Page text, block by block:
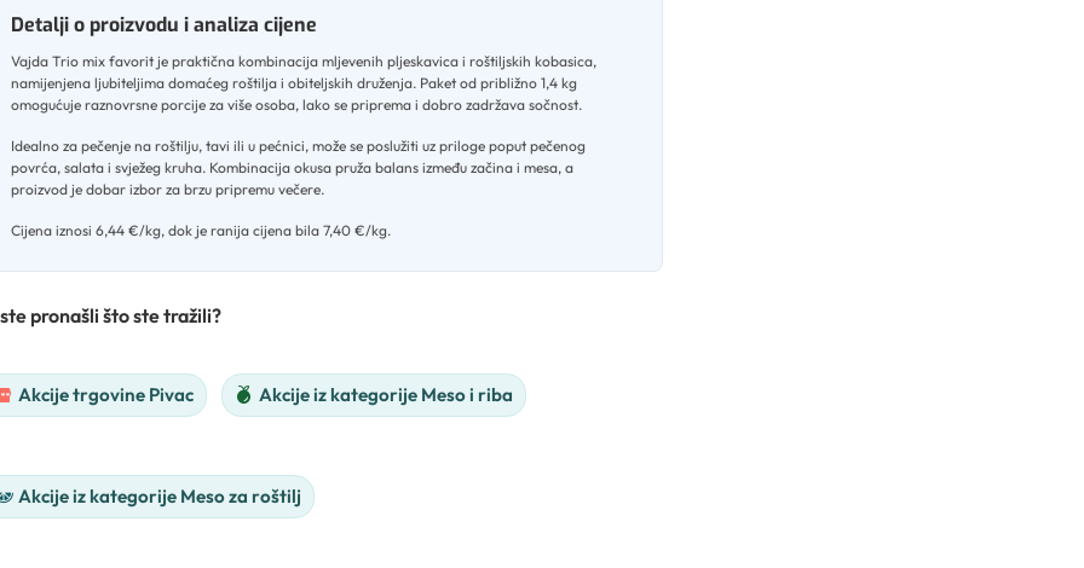
Detalji o proizvodu i analiza cijene
Vajda Trio mix favorit je praktična kombinacija mljevenih pljeskavica i roštiljskih kobasica,
namijenjena ljubiteljima domaćeg roštilja i obiteljskih druženja. Paket od približno 1,4 kg
omogućuje raznovrsne porcije za više osoba, lako se priprema i dobro zadržava sočnost.
Idealno za pečenje na roštilju, tavi ili u pećnici, može se poslužiti uz priloge poput pečenog
povrća, salata i svježeg kruha. Kombinacija okusa pruža balans između začina i mesa, a
proizvod je dobar izbor za brzu pripremu večere.
Cijena iznosi 6,44 €/kg, dok je ranija cijena bila 7,40 €/kg.
pronašli što ste tražili?
Akcije trgovine Pivac Akcije iz kategorije Meso i riba
Akcije iz kategorije Meso za roštilj